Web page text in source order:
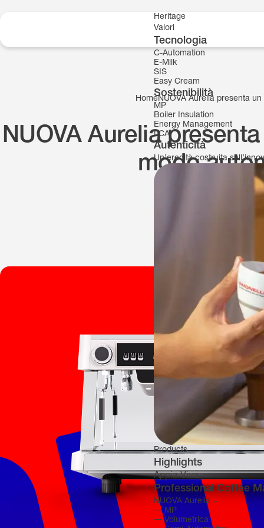
Heritage
Valori
Tecnologia
C-Automation
E-Milk
SIS
Easy Cream
Sostenibilità
MP
Boiler Insulation
Energy Management
LCA
Autenticità
Un’eredità costruita
Products
Highlights
Appia Viva
Professional Coffee
NUOVA Aurelia
―MP
―Volumetrica
HomeNUOVA Aurelia presenta
NUOVA Aurelia
modo